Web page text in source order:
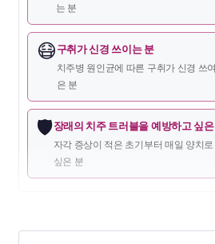
는 분
😷구취가 신경 쓰이는 분
치주병 원인균에 따른 구취가 신경 쓰
은 분
🛡️장래의 치주 트러블을 예방하고 싶
자각 증상이 적은 초기부터 매일 양치
싶은 분